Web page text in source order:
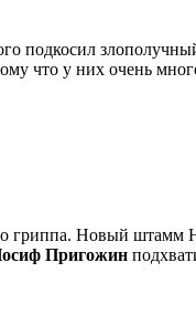
подкосил
что у них очень
Новый штамм
Пригожин